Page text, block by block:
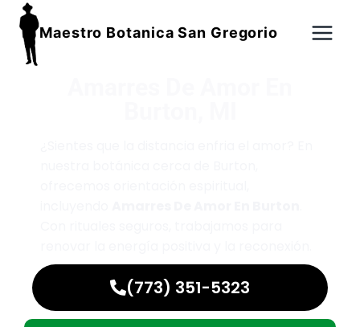
Maestro Botanica San Gregorio
(773) 351-5323